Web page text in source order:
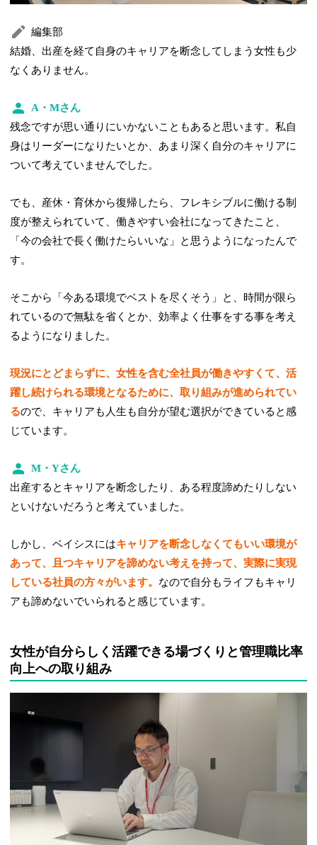
編集部
結婚、出産を経て自身のキャリアを断念してしまう女性も少
なくありません。
A・Mさん
残念ですが思い通りにいかないこともあると思います。私自
身はリーダーになりたいとか、あまり深く自分のキャリアに
ついて考えていませんでした。
でも、産休・育休から復帰したら、フレキシブルに働ける制
度が整えられていて、働きやすい会社になってきたこと、
「今の会社で長く働けたらいいな」と思うようになったんで
す。
そこから「今ある環境でベストを尽くそう」と、時間が限ら
れているので無駄を省くとか、効率よく仕事をする事を考え
るようになりました。
現況にとどまらずに、女性を含む全社員が働きやすくて、活
躍し続けられる環境となるために、取り組みが進められてい
るので、キャリアも人生も自分が望む選択ができていると感
じています。
M・Yさん
出産するとキャリアを断念したり、ある程度諦めたりしない
といけないだろうと考えていました。
しかし、ベイシスにはキャリアを断念しなくてもいい環境が
あって、且つキャリアを諦めない考えを持って、実際に実現
している社員の方々がいます。 なので自分もライフもキャリ
アも諦めないでいられると感じています。
女性が自分らしく活躍できる場づくりと管理職比率
向上への取り組み